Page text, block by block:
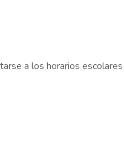
a los horarios